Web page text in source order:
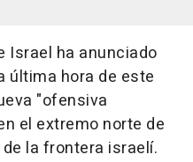
Israel ha anunciado
última hora de este
"ofensiva
el extremo norte de
la frontera israelí.